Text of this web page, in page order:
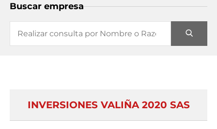
Buscar empresa
INVERSIONES VALIÑA 2020 SAS